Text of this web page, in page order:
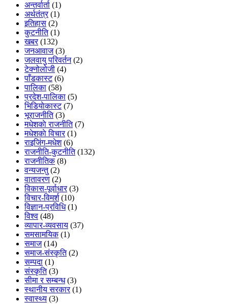
अन्तर्वार्ता (1)
अर्थतंत्र(1)
इतिहास (2)
कुटनीति(1)
खबर(132)
जनआवाज(3)
जलवायु परिवर्तन(2)
टेक्नोलोजी (4)
पाँडकास्ट(6)
पालिका (58)
प्रदेश-पालिका (5)
भिडियाेकास्ट(7)
भूराजनीति(3)
मधेशकाे राजनीति(7)
मधेशकाे विचार(1)
राइजिंग-मधेश(6)
राजनीति-कुटनीति(132)
राजनीतिक(8)
वन्यजन्तु(2)
वातावरण (2)
विकास-पूर्वाधार(3)
विचार-विमर्श(10)
विज्ञान-प्रविधि(1)
विश्व (48)
व्यापार-व्यवसाय (37)
समसामयिक(1)
समाज(14)
समाज-संस्कृति(2)
सम्पदा (1)
संस्कृति(3)
सीमा र सम्बन्ध(3)
स्थानीय सरकार(1)
स्वास्थ्य (3)